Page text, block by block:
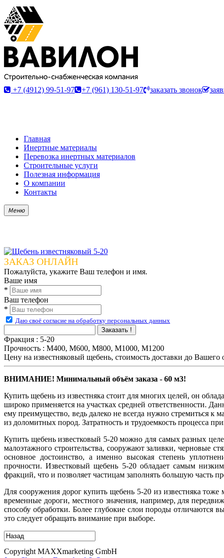
+7 (4912) 99-51-97 +7 (961) 130-51-97 заказать звонок
Главная
Инертные материалы
Перевозка инертных материалов
Строительные услуги
Полезная информация
О компании
Контакты
Меню
ЗАКАЗ ОНЛАЙН
Пожалуйста, укажите Ваш телефон и имя.
Ваше имя
*
Ваш телефон
*
Даю своё согласие на обработку персональных данных
Заказать !
Фракция : 5-20
Прочность : М400, М600, М800, М1000, М1200
Цену на известняковый щебень, стоимость доставки до
ВНИМАНИЕ! Минимальный объём заказа - 60 м3!
Купить щебень из известняка стоит для многих целей, он
широко применяется на участках средней ответственности.
ему преимущество, ведь далеко не всегда нужно стремиться
из доломитных пород. Затратность и трудоемкость процесса
Купить щебень известковый 5-20 можно для самых разных
малоэтажного строительства, сооружают заливки, черновые
основное достоинство, а именно высокая степень
прочности. Известковый щебень 5-20 обладает самым
фракций, что и позволяет частицам заполнять большую часть
Для сооружения дорог купить щебень 5-20 из известняка
временные дороги, местного значения, например, для
способу обработки. Более глубокие слои породы отличаются
это следует обращать внимание при выборе.
Copyright MAXXmarketing GmbH